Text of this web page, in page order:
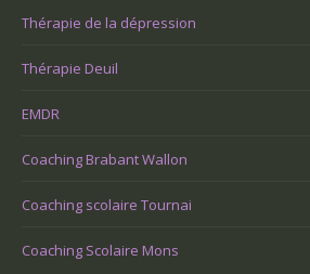
Thérapie de la dépression
Thérapie Deuil
EMDR
Coaching Brabant Wallon
Coaching scolaire Tournai
Coaching Scolaire Mons